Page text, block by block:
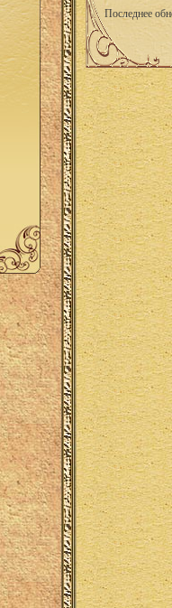
Последнее